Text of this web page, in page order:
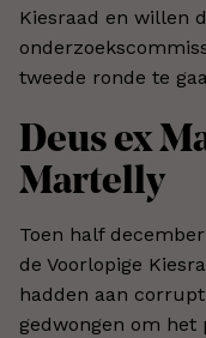
Kiesraad en willen
tweede ronde te
Deus ex
Martelly
Toen half
de Voorlopige
hadden aan
gedwongen om het